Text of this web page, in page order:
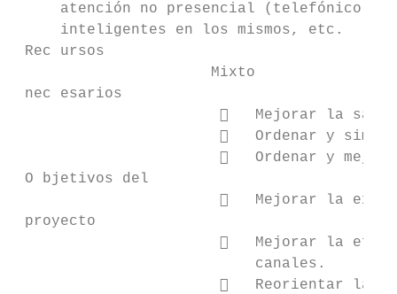
atención no presencial (telefónico),
     inteligentes en los mismos, etc.
Rec ursos
Mixto
nec esarios
   Mejorar la
   Ordenar y
   Ordenar y
O bjetivos del
   Mejorar la
proyecto
   Mejorar la
                           canales.
   Reorientar la